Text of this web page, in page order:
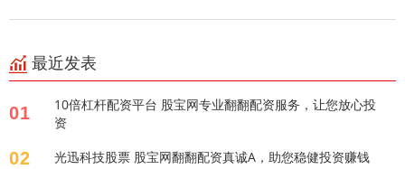
最近发表
01
10倍杠杆配资平台 股宝网专业翻翻配资服务，让您放心投
资
02 光迅科技股票 股宝网翻翻配资真诚A，助您稳健投资赚钱